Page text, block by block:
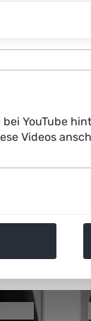
YouTube
Videos